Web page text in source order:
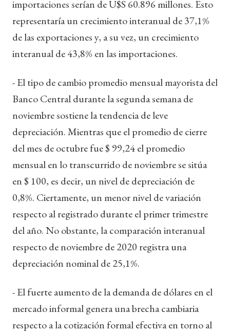
importaciones serían de U$S 60.896 millones. Esto
representaría un crecimiento interanual de 37,1%
de las exportaciones y, a su vez, un crecimiento
interanual de 43,8% en las importaciones.
- El tipo de cambio promedio mensual mayorista del
Banco Central durante la segunda semana de
noviembre sostiene la tendencia de leve
depreciación. Mientras que el promedio de cierre
del mes de octubre fue $ 99,24 el promedio
mensual en lo transcurrido de noviembre se sitúa
en $ 100, es decir, un nivel de depreciación de
0,8%. Ciertamente, un menor nivel de variación
respecto al registrado durante el primer trimestre
del año. No obstante, la comparación interanual
respecto de noviembre de 2020 registra una
depreciación nominal de 25,1%.
- El fuerte aumento de la demanda de dólares en el
mercado informal genera una brecha cambiaria
respecto a la cotización formal efectiva en torno al